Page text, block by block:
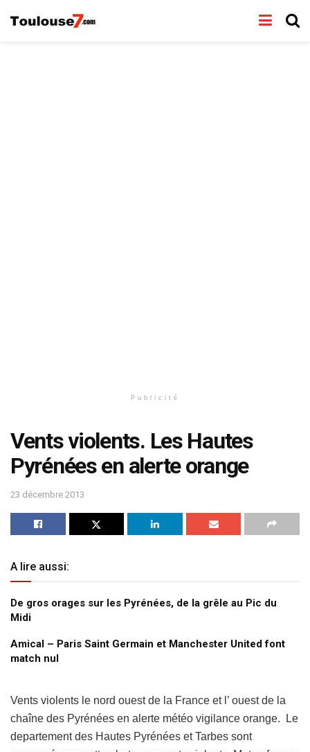
Publicité
Vents violents. Les Hautes
Pyrénées en alerte orange
23 décembre 2013
A lire aussi:
De gros orages sur les Pyrénées, de la grêle au Pic du
Midi
Amical – Paris Saint Germain et Manchester United font
match nul
Vents violents le nord ouest de la France et l’ ouest de la
chaîne des Pyrénées en alerte météo vigilance orange. Le
departement des Hautes Pyrénées et Tarbes sont